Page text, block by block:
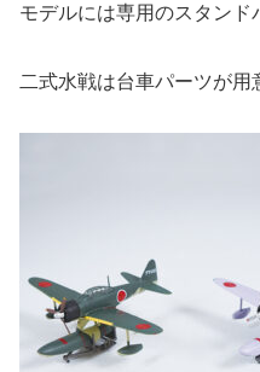
モデルには専用のスタンド
二式水戦は台車パーツが用